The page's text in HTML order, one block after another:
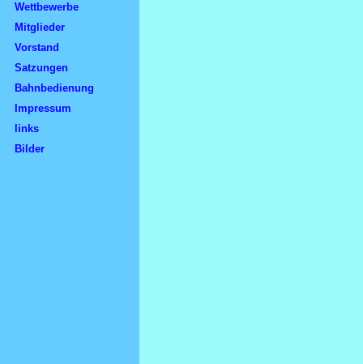
Wettbewerbe
Mitglieder
Vorstand
Satzungen
Bahnbedienung
Impressum
links
Bilder